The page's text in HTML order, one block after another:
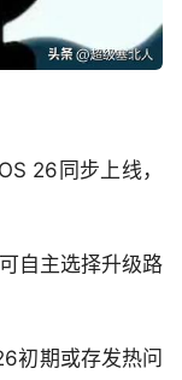
26同步上线，
自主选择升级路
初期或存发热问